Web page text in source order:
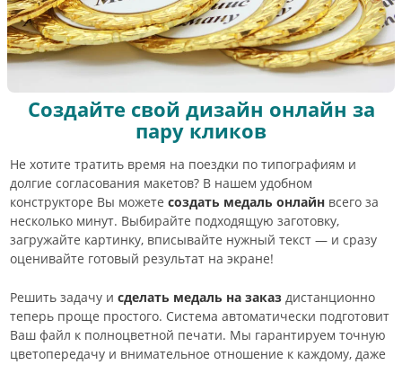
Создайте свой дизайн онлайн за
пару кликов
Не хотите тратить время на поездки по типографиям и
долгие согласования макетов? В нашем удобном
конструкторе Вы можете создать медаль онлайн всего за
несколько минут. Выбирайте подходящую заготовку,
загружайте картинку, вписывайте нужный текст — и сразу
оценивайте готовый результат на экране!
Решить задачу и сделать медаль на заказ дистанционно
теперь проще простого. Система автоматически подготовит
Ваш файл к полноцветной печати. Мы гарантируем точную
цветопередачу и внимательное отношение к каждому, даже